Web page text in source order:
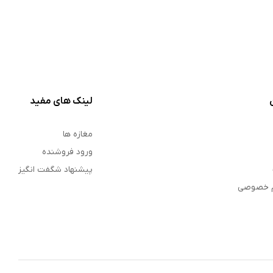
خصوصی
لینک های مفید
مغازه ها
ورود فروشنده
پیشنهاد شگفت انگیز